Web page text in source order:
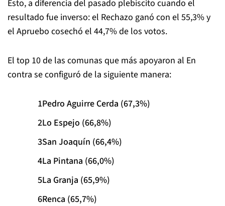
Esto, a diferencia del pasado plebiscito cuando el
resultado fue inverso: el Rechazo ganó con el 55,3% y
el Apruebo cosechó el 44,7% de los votos.
El top 10 de las comunas que más apoyaron al En
contra se configuró de la siguiente manera:
Pedro Aguirre Cerda (67,3%)
Lo Espejo (66,8%)
San Joaquín (66,4%)
La Pintana (66,0%)
La Granja (65,9%)
Renca (65,7%)